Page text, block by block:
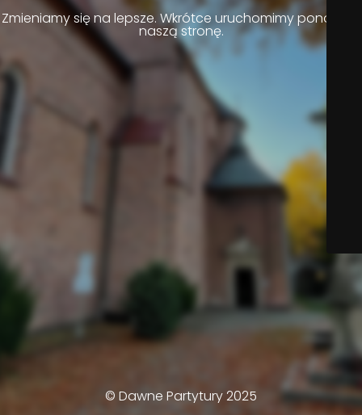
Zmieniamy się na lepsze. Wkrótce uruchomimy ponownie
naszą stronę.
© Dawne Partytury 2025